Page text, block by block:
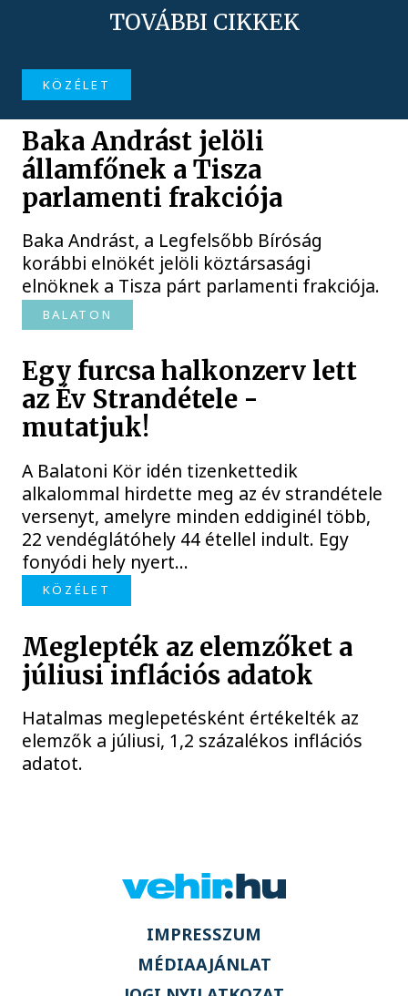
TOVÁBBI CIKKEK
KÖZÉLET
Baka Andrást jelöli
államfőnek a Tisza
parlamenti frakciója
Baka Andrást, a Legfelsőbb Bíróság
korábbi elnökét jelöli köztársasági
elnöknek a Tisza párt parlamenti frakciója.
BALATON
Egy furcsa halkonzerv lett
az Év Strandétele -
mutatjuk!
A Balatoni Kör idén tizenkettedik
alkalommal hirdette meg az év strandétele
versenyt, amelyre minden eddiginél több,
22 vendéglátóhely 44 étellel indult. Egy
fonyódi hely nyert...
KÖZÉLET
Meglepték az elemzőket a
júliusi inflációs adatok
Hatalmas meglepetésként értékelték az
elemzők a júliusi, 1,2 százalékos inflációs
adatot.
IMPRESSZUM
MÉDIAAJÁNLAT